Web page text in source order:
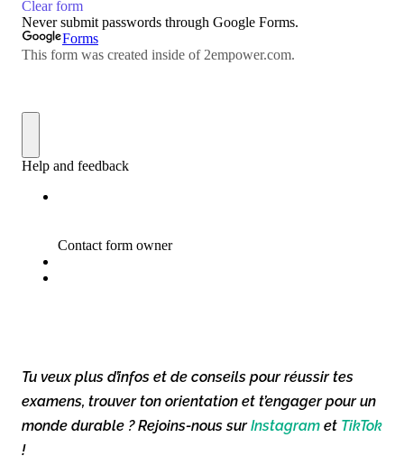
Tu veux plus d’infos et de conseils pour réussir tes
examens, trouver ton orientation et t’engager pour un
monde durable ? Rejoins-nous surInstagram et TikTok
!